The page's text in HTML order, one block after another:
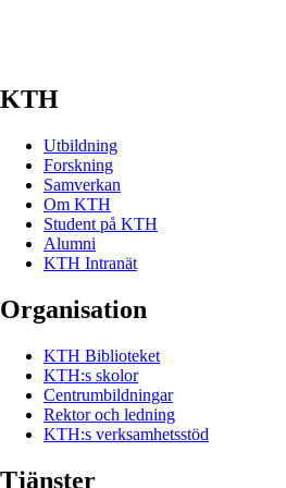
KTH
Utbildning
Forskning
Samverkan
Om KTH
Student på KTH
Alumni
KTH Intranät
Organisation
KTH Biblioteket
KTH:s skolor
Centrumbildningar
Rektor och ledning
KTH:s verksamhetsstöd
Tjänster